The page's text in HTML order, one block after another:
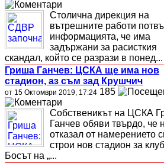
Столична дирекция на
вътрешните работи
информацията, че има
задържани за расисткия
скандал, който се разрази в понед...
Гриша Ганчев: ЦСКА ще има нов
стадион, аз съм зад Крушчич
от 15 Октомври 2019, 17:24 185
Собственикът на ЦСКА
Ганчев обяви твърдо, че
отказал от намерението
строи нов стадион за
Босът на „...